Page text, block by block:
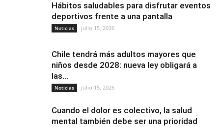
Hábitos saludables para disfrutar eventos
deportivos frente a una pantalla
Noticias julio 15, 2026
Chile tendrá más adultos mayores que
niños desde 2028: nueva ley obligará a
las...
Noticias julio 15, 2026
Cuando el dolor es colectivo, la salud
mental también debe ser una prioridad